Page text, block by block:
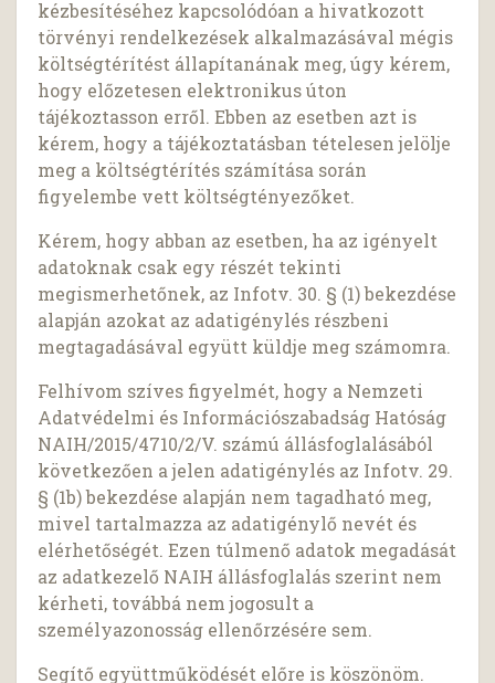
kézbesítéséhez kapcsolódóan a hivatkozott
törvényi rendelkezések alkalmazásával mégis
költségtérítést állapítanának meg, úgy kérem,
hogy előzetesen elektronikus úton
tájékoztasson erről. Ebben az esetben azt is
kérem, hogy a tájékoztatásban tételesen jelölje
meg a költségtérítés számítása során
figyelembe vett költségtényezőket.
Kérem, hogy abban az esetben, ha az igényelt
adatoknak csak egy részét tekinti
megismerhetőnek, az Infotv. 30. § (1) bekezdése
alapján azokat az adatigénylés részbeni
megtagadásával együtt küldje meg számomra.
Felhívom szíves figyelmét, hogy a Nemzeti
Adatvédelmi és Információszabadság Hatóság
NAIH/2015/4710/2/V. számú állásfoglalásából
következően a jelen adatigénylés az Infotv. 29.
§ (1b) bekezdése alapján nem tagadható meg,
mivel tartalmazza az adatigénylő nevét és
elérhetőségét. Ezen túlmenő adatok megadását
az adatkezelő NAIH állásfoglalás szerint nem
kérheti, továbbá nem jogosult a
személyazonosság ellenőrzésére sem.
Segítő együttműködését előre is köszönöm.